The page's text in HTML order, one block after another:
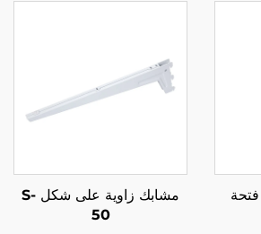
مشابك زاوية على شكل S-
50